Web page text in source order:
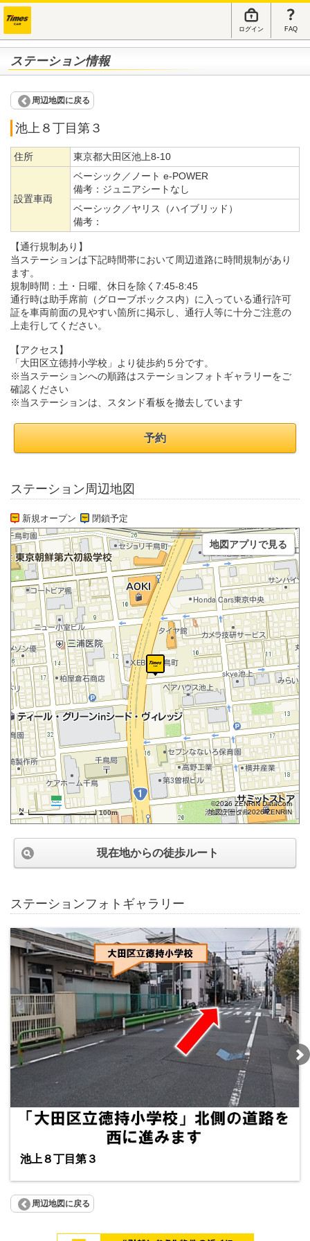
ログイン FAQ
ステーション情報
周辺地図に戻る
池上８丁目第３
住所 東京都大田区池上8-10
設置車両
ベーシック／ノート e-POWER
備考： ジュニアシートなし
ベーシック／ヤリス（ハイブリッド）
備考：
【通行規制あり】
当ステーションは下記時間帯において周辺道路に時間規制があり
ます。
規制時間：土・日曜、休日を除く7:45-8:45
通行時は助手席前（グローブボックス内）に入っている通行許可
証を車両前面の見やすい箇所に掲示し、通行人等に十分ご注意の
上走行してください。
【アクセス】
「大田区立徳持小学校」より徒歩約５分です。
※当ステーションへの順路はステーションフォトギャラリーをご
確認ください
※当ステーションは、スタンド看板を撤去しています
予約
ステーション周辺地図
新規オープン 閉鎖予定
100m
©2026 ZENRIN DataCom
地図データ©2026 ZENRIN
地図アプリで見る
現在地からの徒歩ルート
ステーションフォトギャラリー
池上８丁目第３
周辺地図に戻る